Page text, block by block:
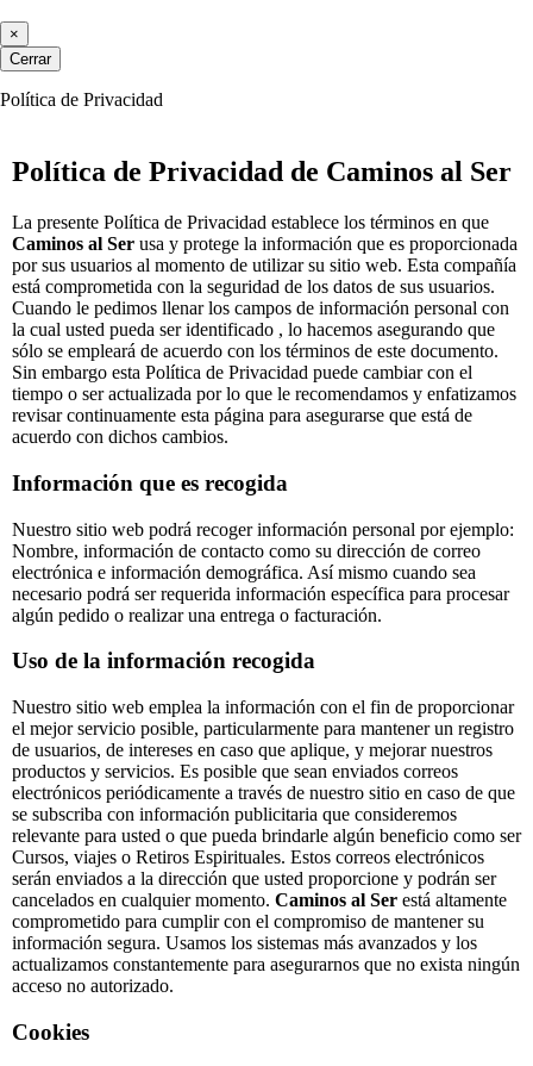
×
Cerrar
Política de Privacidad
Política de Privacidad de Caminos al Ser
La presente Política de Privacidad establece los términos en que
Caminos al Ser usa y protege la información que es proporcionada
por sus usuarios al momento de utilizar su sitio web. Esta compañía
está comprometida con la seguridad de los datos de sus usuarios.
Cuando le pedimos llenar los campos de información personal con
la cual usted pueda ser identificado , lo hacemos asegurando que
sólo se empleará de acuerdo con los términos de este documento.
Sin embargo esta Política de Privacidad puede cambiar con el
tiempo o ser actualizada por lo que le recomendamos y enfatizamos
revisar continuamente esta página para asegurarse que está de
acuerdo con dichos cambios.
Información que es recogida
Nuestro sitio web podrá recoger información personal por ejemplo:
Nombre, información de contacto como su dirección de correo
electrónica e información demográfica. Así mismo cuando sea
necesario podrá ser requerida información específica para procesar
algún pedido o realizar una entrega o facturación.
Uso de la información recogida
Nuestro sitio web emplea la información con el fin de proporcionar
el mejor servicio posible, particularmente para mantener un registro
de usuarios, de intereses en caso que aplique, y mejorar nuestros
productos y servicios. Es posible que sean enviados correos
electrónicos periódicamente a través de nuestro sitio en caso de que
se subscriba con información publicitaria que consideremos
relevante para usted o que pueda brindarle algún beneficio como ser
Cursos, viajes o Retiros Espirituales. Estos correos electrónicos
serán enviados a la dirección que usted proporcione y podrán ser
cancelados en cualquier momento. Caminos al Ser está altamente
comprometido para cumplir con el compromiso de mantener su
información segura. Usamos los sistemas más avanzados y los
actualizamos constantemente para asegurarnos que no exista ningún
acceso no autorizado.
Cookies